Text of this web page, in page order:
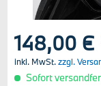
148,00 €
inkl. MwSt.zzgl.
Sofort